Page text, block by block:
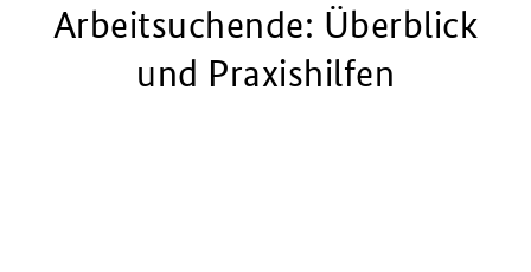
Arbeitsuchende: Überblick
und Praxishilfen